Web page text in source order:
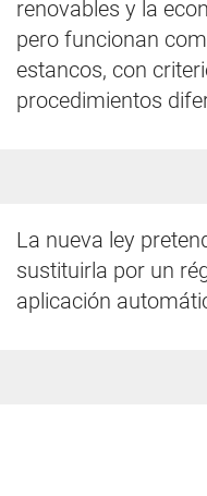
renovables y la
pero funcionan
estancos, con
procedimientos
La nueva ley
sustituirla por un
aplicación